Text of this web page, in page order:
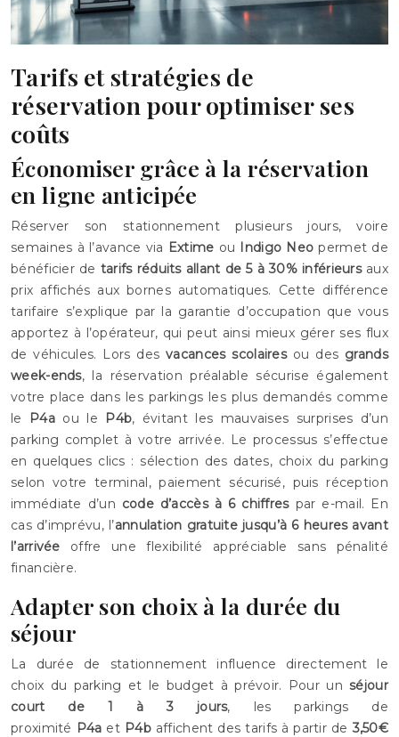
Tarifs et stratégies de
réservation pour optimiser ses
coûts
Économiser grâce à la réservation
en ligne anticipée
Réserver son stationnement plusieurs jours, voire
semaines à l’avance via Extime ou Indigo Neo permet de
bénéficier de tarifs réduits allant de 5 à 30% inférieursaux
prix affichés aux bornes automatiques. Cette différence
tarifaire s’explique par la garantie d’occupation que vous
apportez à l’opérateur, qui peut ainsi mieux gérer ses flux
de véhicules. Lors desvacances scolairesou des grands
week-ends, la réservation préalable sécurise également
votre place dans les parkings les plus demandés comme
le
P4aou le P4b, évitant les mauvaises surprises d’un
parking complet à votre arrivée. Le processus s’effectue
en quelques clics : sélection des dates, choix du parking
selon votre terminal, paiement sécurisé, puis réception
immédiate d’un code d’accès à 6 chiffrespar e-mail. En
cas d’imprévu, l’annulation gratuite jusqu’à 6 heures avant
l’arrivée offre une flexibilité appréciable sans pénalité
financière.
Adapter son choix à la durée du
séjour
La durée de stationnement influence directement le
choix du parking et le budget à prévoir. Pour unséjour
court de 1 à 3 jours, les parkings de
proximité P4a et P4baffichent des tarifs à partir de3,50€